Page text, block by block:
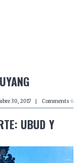
30, 2017 Comments 6
UBUD Y